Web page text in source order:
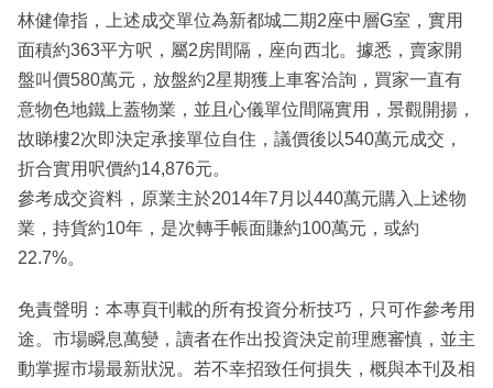
林健偉指，上述成交單位為新都城二期2座中層G室，實用
面積約363平方呎，屬2房間隔，座向西北。據悉，賣家開
盤叫價580萬元，放盤約2星期獲上車客洽詢，買家一直有
意物色地鐵上蓋物業，並且心儀單位間隔實用，景觀開揚，
故睇樓2次即決定承接單位自住，議價後以540萬元成交，
折合實用呎價約14,876元。
參考成交資料，原業主於2014年7月以440萬元購入上述物
業，持貨約10年，是次轉手帳面賺約100萬元，或約
22.7%。
免責聲明：本專頁刊載的所有投資分析技巧，只可作參考用
途。市場瞬息萬變，讀者在作出投資決定前理應審慎，並主
動掌握市場最新狀況。若不幸招致任何損失，概與本刊及相